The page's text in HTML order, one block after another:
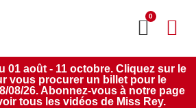
0
01 août - 11 octobre. Cliquez sur le
vous procurer un billet pour le
08/26. Abonnez-vous à notre page
tous les vidéos de Miss Rey.